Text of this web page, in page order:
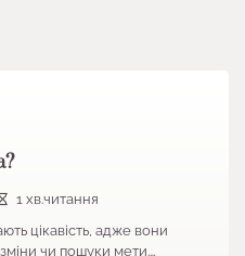
1 хв.читання
цікавість, адже вони
чи пошуки мети.…